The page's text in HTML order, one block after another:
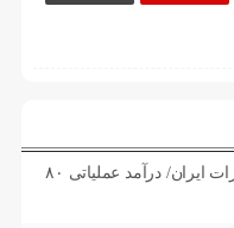
تغییر مثبت در عملکرد مالی بانک صادرات ایران/ درآمد عملیاتی ۸۰